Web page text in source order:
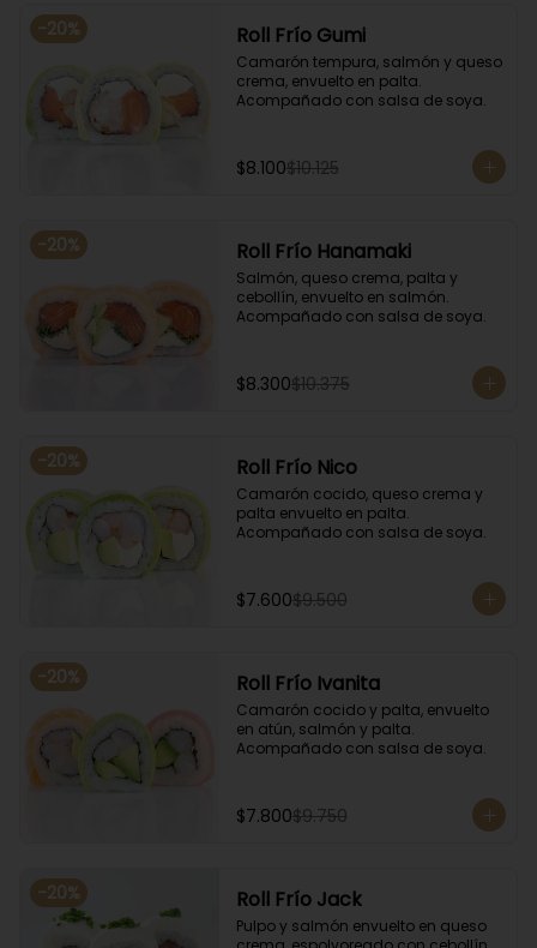
-20% Roll Frío Gumi
Camarón tempura, salmón y queso
crema, envuelto en palta.
Acompañado con salsa de soya.
$8.100$10.125
-20% Roll Frío Hanamaki
Salmón, queso crema, palta y
cebollín, envuelto en salmón.
Acompañado con salsa de soya.
$8.300$10.375
-20% Roll Frío Nico
Camarón cocido, queso crema y
palta envuelto en palta.
Acompañado con salsa de soya.
$7.600$9.500
-20% Roll Frío Ivanita
Camarón cocido y palta, envuelto
en atún, salmón y palta.
Acompañado con salsa de soya.
$7.800$9.750
-20% Roll Frío Jack
Pulpo y salmón envuelto en queso